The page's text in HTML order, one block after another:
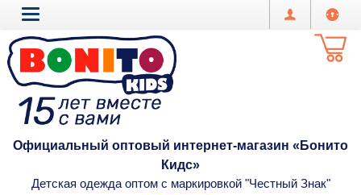
Официальный оптовый интернет-магазин «Бонито
Кидс»
Детская одежда оптом с маркировкой "Честный Знак"